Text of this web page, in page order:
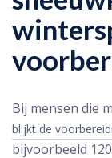
Bij mensen die
blijkt de
bijvoorbeeld